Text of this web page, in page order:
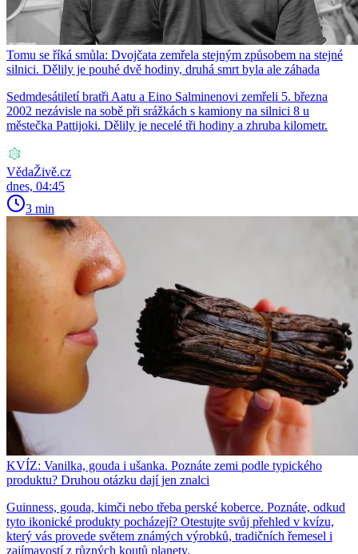
Tomu se říká smůla: Dvojčata zemřela stejným způsobem na stejné
silnici. Dělily je pouhé dvě hodiny, druhá smrt byla ale záhada
Sedmdesátiletí bratři Aatu a Eino Salminenovi zemřeli 5. března
2002 nezávisle na sobě při srážkách s kamiony na silnici 8 u
městečka Pattijoki. Dělily je necelé tři hodiny a zhruba kilometr.
VědaŽivě.cz
dnes, 04:45
3 min
KVÍZ: Vanilka, gouda i ušanka. Poznáte zemi podle typického
produktu? Druhou otázku dají jen znalci
Guinness, gouda, kimči nebo třeba perské koberce. Poznáte, odkud
tyto ikonické produkty pocházejí? Otestujte svůj přehled v kvízu,
který vás provede světem známých výrobků, tradičních řemesel i
zajímavostí z různých koutů planety.